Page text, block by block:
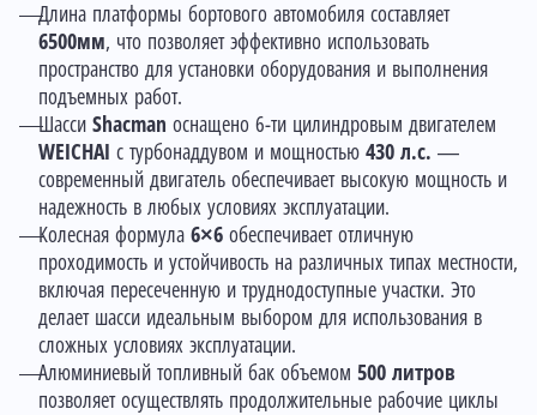
Длина платформы бортового автомобиля составляет
6500мм, что позволяет эффективно использовать
пространство для установки оборудования и выполнения
подъемных работ.
Шасси Shacman оснащено 6-ти цилиндровым двигателем
WEICHAI с турбонаддувом и мощностью 430 л.с. —
современный двигатель обеспечивает высокую мощность и
надежность в любых условиях эксплуатации.
Колесная формула 6×6 обеспечивает отличную
проходимость и устойчивость на различных типах местности,
включая пересеченную и труднодоступные участки. Это
делает шасси идеальным выбором для использования в
сложных условиях эксплуатации.
Алюминиевый топливный бак объемом 500 литров
позволяет осуществлять продолжительные рабочие циклы